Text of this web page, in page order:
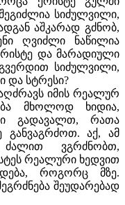
სიძულვილი,
აშკარად გძნობ,
ღვიძლი ნაწილია
და მარადიული
სიძულვილი,
და სტრესი?
იმის რეალურ
მხოლოდ ხიდია,
გადავალთ, რათა
განვაგრძოთ. აქ, ამ
ვგრძნობთ,
რეალური ხედვით
როგორც მზე.
შეუდარებად